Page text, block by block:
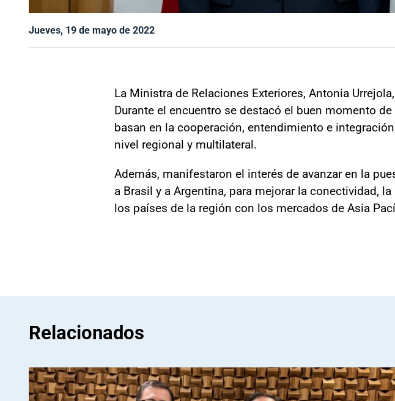
Jueves, 19 de mayo de 2022
La Ministra de Relaciones Exteriores, Antonia
Durante el encuentro se destacó el buen momento
basan en la cooperación, entendimiento e
nivel regional y multilateral.
Además, manifestaron el interés de avanzar en la
a Brasil y a Argentina, para mejorar la conectividad,
los países de la región con los mercados de Asia
Relacionados